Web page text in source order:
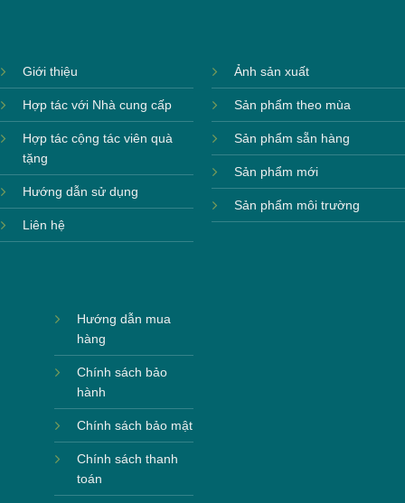
Giới thiệu
Hợp tác với Nhà cung cấp
Hợp tác cộng tác viên quà
tặng
Hướng dẫn sử dụng
Liên hệ
Ảnh sản xuất
Sản phẩm theo mùa
Sản phẩm sẵn hàng
Sản phẩm mới
Sản phẩm môi trường
Hướng dẫn mua
hàng
Chính sách bảo
hành
Chính sách bảo mật
Chính sách thanh
toán